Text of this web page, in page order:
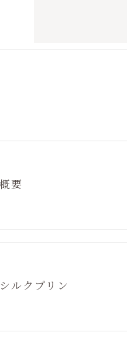
報の開示･訂正･削除・
除・利用停止の具体的手
要
ルクプリン